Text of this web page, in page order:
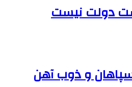
دولت نیست
سپاهان و ذوب آهن